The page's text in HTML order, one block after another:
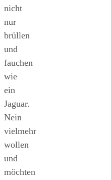
nicht
nur
brüllen
und
fauchen
wie
ein
Jaguar.
Nein
vielmehr
wollen
und
möchten